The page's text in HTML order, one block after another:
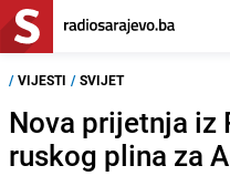
/ VIJESTI / SVIJET
Nova prijetnja iz
ruskog plina za